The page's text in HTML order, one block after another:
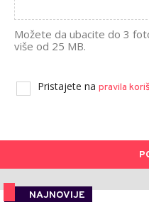
Možete da ubacite do 3
više od 25 MB.
Pristajete na pravila
NAJNOVIJE